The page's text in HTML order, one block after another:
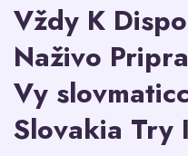
Vždy K
Naživo
Vy
Slovakia Try